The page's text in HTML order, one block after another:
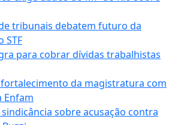
tribunais debatem futuro da
STF
para cobrar dívidas trabalhistas
da magistratura com
Enfam
sobre acusação contra